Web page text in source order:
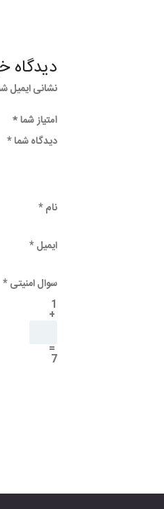
دیدگاه
نشانی ایمیل
امتیاز شما*
دیدگاه شما*
نام*
ایمیل*
سوال امنیتی*
1
+
=
7